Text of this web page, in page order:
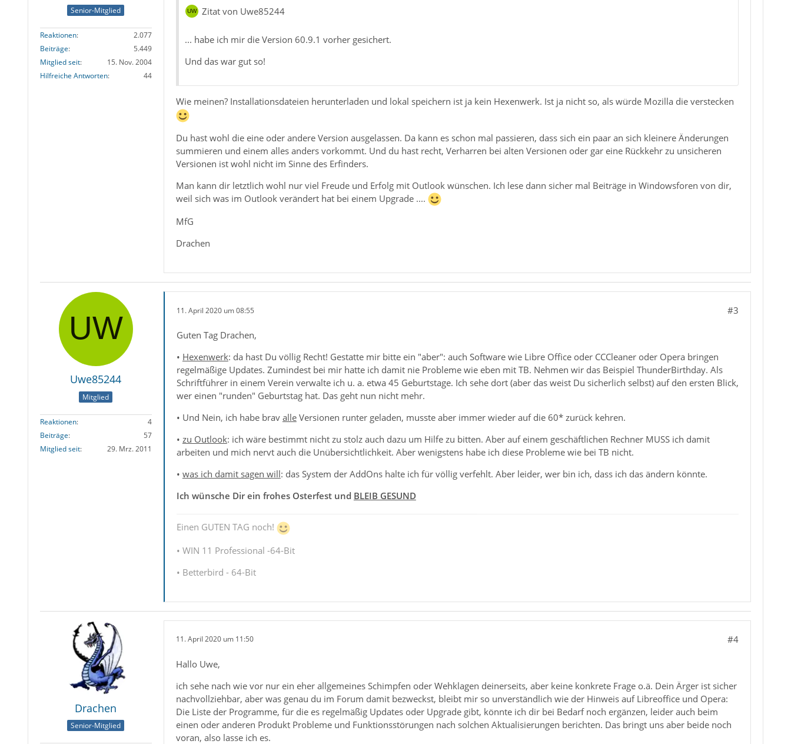
Senior-Mitglied
Reaktionen
2.077
Beiträge
5.449
Mitglied seit
15. Nov. 2004
Hilfreiche Antworten
44
Zitat von Uwe85244
... habe ich mir die Version 60.9.1 vorher gesichert.
Und das war gut so!
Wie meinen? Installationsdateien herunterladen und lokal speichern ist ja kein Hexenwerk. Ist ja nicht so, als würde Mozilla die verstecken
Du hast wohl die eine oder andere Version ausgelassen. Da kann es schon mal passieren, dass sich ein paar an sich kleinere Änderungen
summieren und einem alles anders vorkommt. Und du hast recht, Verharren bei alten Versionen oder gar eine Rückkehr zu unsicheren
Versionen ist wohl nicht im Sinne des Erfinders.
Man kann dir letztlich wohl nur viel Freude und Erfolg mit Outlook wünschen. Ich lese dann sicher mal Beiträge in Windowsforen von dir,
weil sich was im Outlook verändert hat bei einem Upgrade ....
MfG
Drachen
Uwe85244
Mitglied
Reaktionen
4
Beiträge
57
Mitglied seit
29. Mrz. 2011
11. April 2020 um 08:55 #3
Guten Tag Drachen,
• Hexenwerk: da hast Du völlig Recht! Gestatte mir bitte ein "aber": auch Software wie Libre Office oder CCCleaner oder Opera bringen
regelmäßige Updates. Zumindest bei mir hatte ich damit nie Probleme wie eben mit TB. Nehmen wir das Beispiel ThunderBirthday. Als
Schriftführer in einem Verein verwalte ich u. a. etwa 45 Geburtstage. Ich sehe dort (aber das weist Du sicherlich selbst) auf den ersten Blick,
wer einen "runden" Geburtstag hat. Das geht nun nicht mehr.
• Und Nein, ich habe brav alleVersionen runter geladen, musste aber immer wieder auf die 60* zurück kehren.
• zu Outlook: ich wäre bestimmt nicht zu stolz auch dazu um Hilfe zu bitten. Aber auf einem geschäftlichen Rechner MUSS ich damit
arbeiten und mich nervt auch die Unübersichtlichkeit. Aber wenigstens habe ich diese Probleme wie bei TB nicht.
• was ich damit sagen will: das System der AddOns halte ich für völlig verfehlt. Aber leider, wer bin ich, dass ich das ändern könnte.
Ich wünsche Dir ein frohes Osterfest und BLEIB GESUND
Einen GUTEN TAG noch!
• WIN 11 Professional -64-Bit
• Betterbird - 64-Bit
Drachen
Senior-Mitglied
11. April 2020 um 11:50 #4
Hallo Uwe,
ich sehe nach wie vor nur ein eher allgemeines Schimpfen oder Wehklagen deinerseits, aber keine konkrete Frage o.ä. Dein Ärger ist sicher
nachvollziehbar, aber was genau du im Forum damit bezweckst, bleibt mir so unverständlich wie der Hinweis auf Libreoffice und Opera:
Die Liste der Programme, für die es regelmäßig Updates oder Upgrade gibt, könnte ich dir bei Bedarf noch ergänzen, leider auch beim
einen oder anderen Produkt Probleme und Funktionsstörungen nach solchen Aktualisierungen berichten. Das bringt uns aber beide noch
voran, also lasse ich es.